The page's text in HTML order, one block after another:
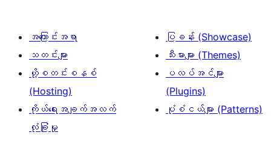
အကြောင်းအရာ
သတင်းများ
ဟို့စတင်းစနစ်
(Hosting)
ကိုယ်ရေးအချက်အလက်
လုံခြုံမှု
ပြခန်း (Showcase)
သီးမားများ (Themes)
ပလပ်အင်များ
(Plugins)
ပုံစံငယ်များ (Patterns)